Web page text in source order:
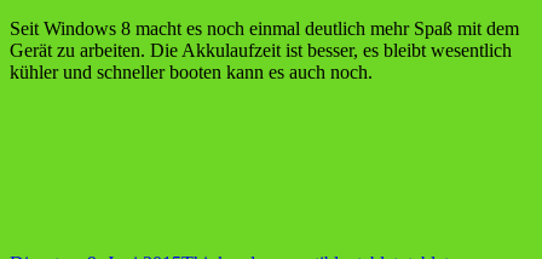
Seit Windows 8 macht es noch einmal deutlich mehr Spaß mit dem
Gerät zu arbeiten. Die Akkulaufzeit ist besser, es bleibt wesentlich
kühler und schneller booten kann es auch noch.